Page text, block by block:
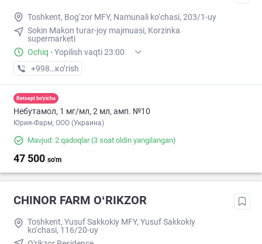
Toshkent, Bog‘zor MFY, Namunali ko‘chasi, 203/1-uy
Sokin Makon turar-joy majmuasi, Korzinka
supermarketi
Ochiq · Yopilish vaqti 23:00
+998 (77) XXX-XX-XX
кo’rish
Retsept bo'yicha
Небутамол, 1 мг/мл, 2 мл, амп. №10
Юрия-Фарм, ООО (Украина)
Mavjud: 2 qadoqlar(3 soat oldin yangilangan)
47 500 so'm
CHINOR FARM OʻRIKZOR
Toshkent, Yusuf Sakkokiy MFY, Yusuf Sakkokiy
ko‘chasi, 116/20-uy